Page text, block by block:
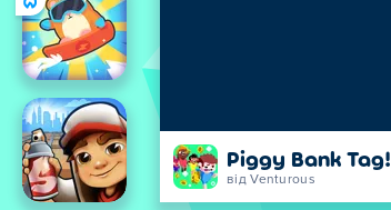
Piggy Bank Tag!
від Venturous